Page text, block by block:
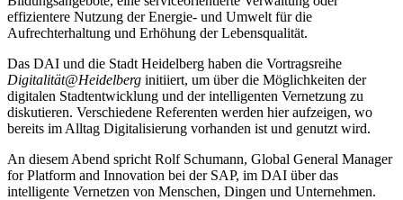
effizientere Nutzung der Energie- und Umwelt für die
Aufrechterhaltung und Erhöhung der Lebensqualität.
Das DAI und die Stadt Heidelberg haben die Vortragsreihe
Digitalität@Heidelberg initiiert, um über die Möglichkeiten der
digitalen Stadtentwicklung und der intelligenten Vernetzung zu
diskutieren. Verschiedene Referenten werden hier aufzeigen, wo
bereits im Alltag Digitalisierung vorhanden ist und genutzt wird.
An diesem Abend spricht Rolf Schumann, Global General Manager
for Platform and Innovation bei der SAP, im DAI über das
intelligente Vernetzen von Menschen, Dingen und Unternehmen.